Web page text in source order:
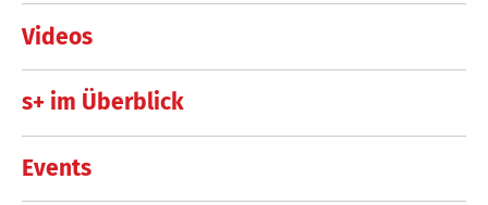
Videos
s+ im Überblick
Events